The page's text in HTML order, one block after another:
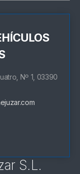
S.L.
Nº 1, 03390